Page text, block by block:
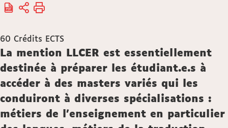
êtes
60 Crédits ECTS
Description
La mention LLCER est essentiellement
destinée à préparer les étudiant.e.s à
accéder à des masters variés qui les
conduiront à diverses spécialisations :
métiers de l'enseignement en particulier